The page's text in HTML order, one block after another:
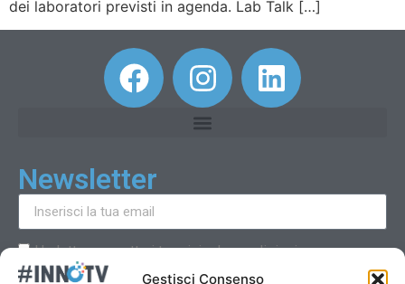
Gestisci Consenso
dei laboratori previsti in agenda. Lab Talk […]
Newsletter
Ho letto e accetto i termini e le condizioni